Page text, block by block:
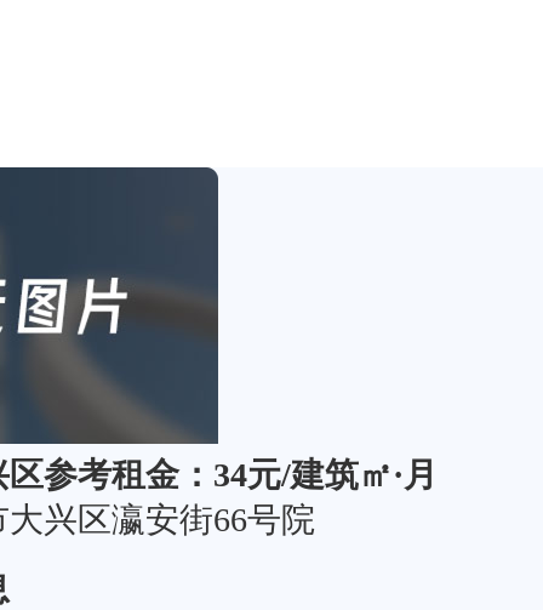
区参考租金：34元/建筑㎡·月
兴区瀛安街66号院